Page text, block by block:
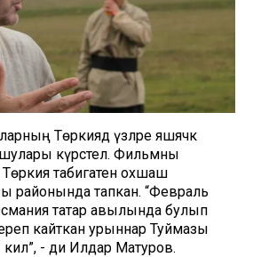
Төркиядә үзләре яшәячәк
күрсәтелә. Фильмны
табигатенә охшаш
районында тапкан. “Февраль
татар авылында булып
кайткан урыннар Туймазы
килә”, - ди Илдар Матуров.